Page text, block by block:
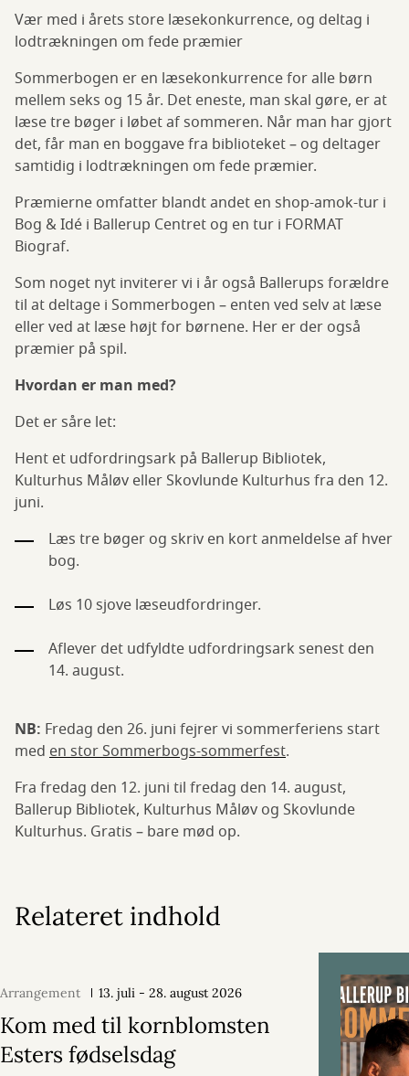
Vær med i årets store læsekonkurrence, og deltag i
lodtrækningen om fede præmier
Sommerbogen er en læsekonkurrence for alle børn
mellem seks og 15 år. Det eneste, man skal gøre, er at
læse tre bøger i løbet af sommeren. Når man har gjort
det, får man en boggave fra biblioteket – og deltager
samtidig i lodtrækningen om fede præmier.
Præmierne omfatter blandt andet en shop-amok-tur i
Bog & Idé i Ballerup Centret og en tur i FORMAT
Biograf.
Som noget nyt inviterer vi i år også Ballerups forældre
til at deltage i Sommerbogen – enten ved selv at læse
eller ved at læse højt for børnene. Her er der også
præmier på spil.
Hvordan er man med?
Det er såre let:
Hent et udfordringsark på Ballerup Bibliotek,
Kulturhus Måløv eller Skovlunde Kulturhus fra den 12.
juni.
Læs tre bøger og skriv en kort anmeldelse af hver
bog.
Løs 10 sjove læseudfordringer.
Aflever det udfyldte udfordringsark senest den
14. august.
NB: Fredag den 26. juni fejrer vi sommerferiens start
med en stor Sommerbogs-sommerfest.
Fra fredag den 12. juni til fredag den 14. august,
Ballerup Bibliotek, Kulturhus Måløv og Skovlunde
Kulturhus. Gratis – bare mød op.
Relateret indhold
Arrangement 13. juli - 28. august 2026
Kom med til kornblomsten
Esters fødselsdag